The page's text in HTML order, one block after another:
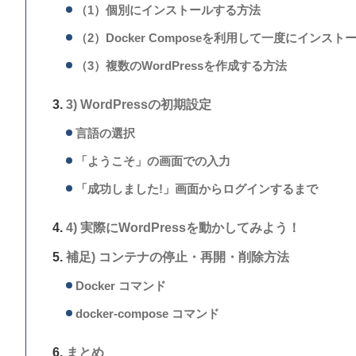
（1）個別にインストールする方法
（2）Docker Composeを利用して一度にインスト
（3）複数のWordPressを作成する方法
3) WordPressの初期設定
言語の選択
「ようこそ」の画面での入力
「成功しました!」画面からログインするまで
4) 実際にWordPressを動かしてみよう！
補足) コンテナの停止・再開・削除方法
Docker コマンド
docker-compose コマンド
まとめ